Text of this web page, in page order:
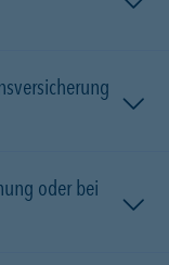
oder bei